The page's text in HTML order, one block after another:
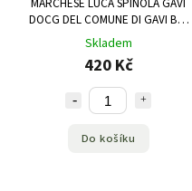
DOCG DEL COMUNE DI GAVI BIO
0,75 L
Skladem
420 Kč
Do košíku